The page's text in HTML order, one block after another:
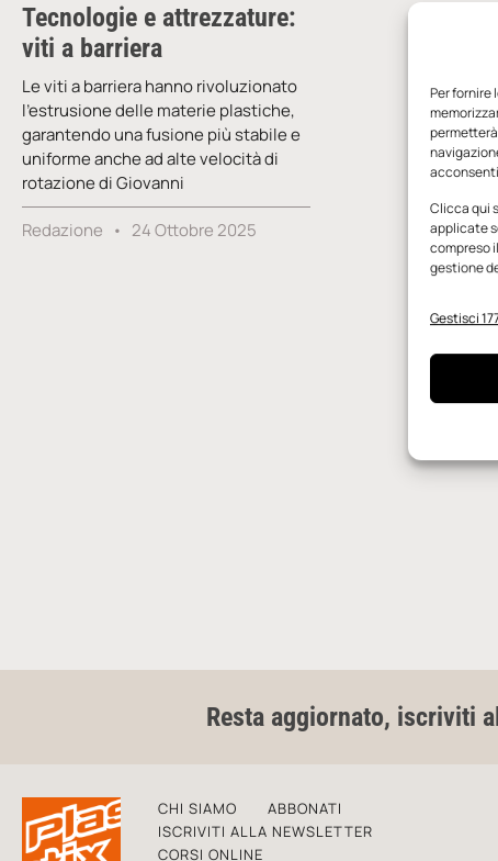
Per fornire
Clicca qui
applicate
compreso
gestione
Gestisci
Tecnologie e attrezzature:
viti a barriera
Le viti a barriera hanno rivoluzionato
l’estrusione delle materie plastiche,
garantendo una fusione più stabile e
uniforme anche ad alte velocità di
rotazione di Giovanni
Redazione 24 Ottobre 2025
Resta aggiornato, iscriviti
CHI SIAMO
ABBONATI
ISCRIVITI ALLA NEWSLETTER
CORSI ONLINE